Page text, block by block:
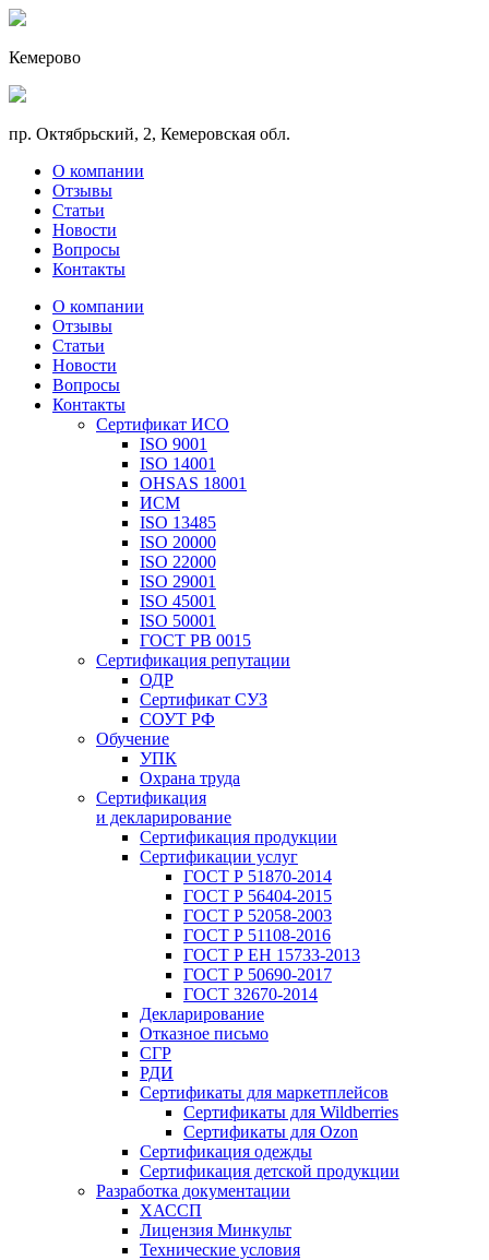
Кемерово
пр. Октябрьский, 2, Кемеровская обл.
О компании
Отзывы
Статьи
Новости
Вопросы
Контакты
О компании
Отзывы
Статьи
Новости
Вопросы
Контакты
Сертификат ИСО
ISO 9001
ISO 14001
OHSAS 18001
ИСМ
ISO 13485
ISO 20000
ISO 22000
ISO 29001
ISO 45001
ISO 50001
ГОСТ РВ 0015
Сертификация репутации
ОДР
Сертификат СУЗ
СОУТ РФ
Обучение
УПК
Охрана труда
Сертификация
и декларирование
Сертификация продукции
Сертификации услуг
ГОСТ Р 51870-2014
ГОСТ Р 56404-2015
ГОСТ Р 52058-2003
ГОСТ Р 51108-2016
ГОСТ Р ЕН 15733-2013
ГОСТ Р 50690-2017
ГОСТ 32670-2014
Декларирование
Отказное письмо
СГР
РДИ
Сертификаты для маркетплейсов
Сертификаты для Wildberries
Сертификаты для Ozon
Сертификация одежды
Сертификация детской продукции
Разработка документации
ХАССП
Лицензия Минкульт
Технические условия